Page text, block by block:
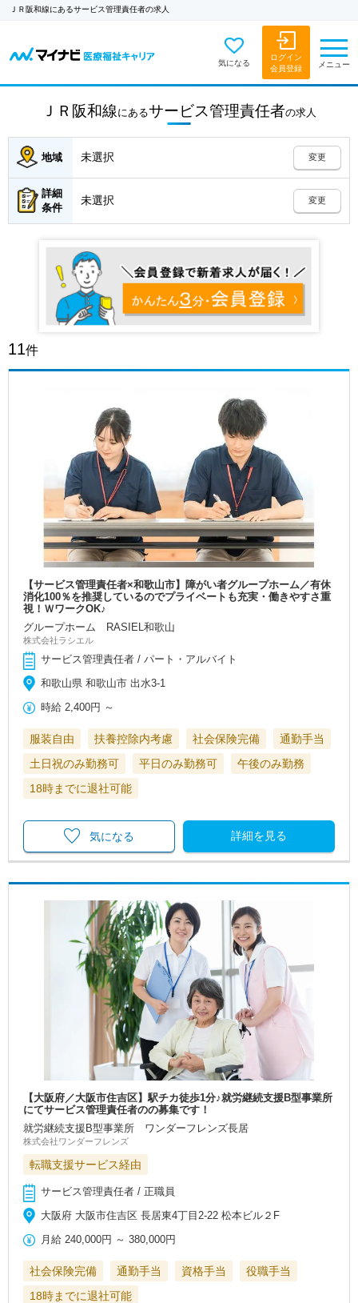
ＪＲ阪和線にあるサービス管理責任者の求人
気になる
ログイン
会員登録
メニュー
ＪＲ阪和線 にあるサービス管理責任者の求人
地域 未選択 変更
詳細
条件
未選択 変更
11件
【サービス管理責任者×和歌山市】障がい者グループホーム／有休
消化100％を推奨しているのでプライベートも充実・働きやすさ重
視！ＷワークOK♪
グループホーム RASIEL和歌山
株式会社ラシエル
サービス管理責任者 / パート・アルバイト
和歌山県 和歌山市 出水3-1
時給 2,400円 ～
服装自由 扶養控除内考慮 社会保険完備
通勤手当
土日祝のみ勤務可
平日のみ勤務可
午後のみ勤務
18時までに退社可能
詳細を見る
気になる
【大阪府／大阪市住吉区】駅チカ徒歩1分♪就労継続支援B型事業所
にてサービス管理責任者のの募集です！
就労継続支援B型事業所 ワンダーフレンズ長居
株式会社ワンダーフレンズ
転職支援サービス経由
サービス管理責任者 / 正職員
大阪府 大阪市住吉区 長居東4丁目2-22 松本ビル２F
月給 240,000円 ～380,000円
社会保険完備 通勤手当 資格手当
役職手当
18時までに退社可能